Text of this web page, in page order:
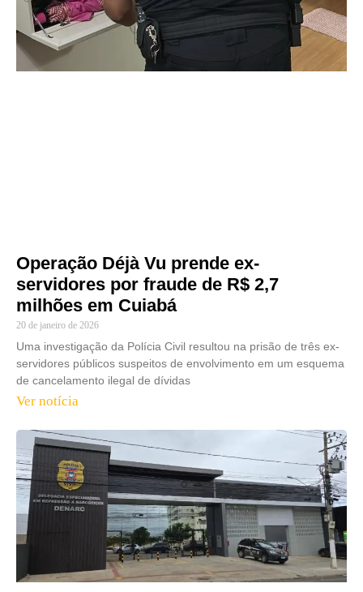
Operação Déjà Vu prende ex-
servidores por fraude de R$ 2,7
milhões em Cuiabá
20 de janeiro de 2026
Uma investigação da Polícia Civil resultou na prisão de três ex-
servidores públicos suspeitos de envolvimento em um esquema
de cancelamento ilegal de dívidas
Ver notícia